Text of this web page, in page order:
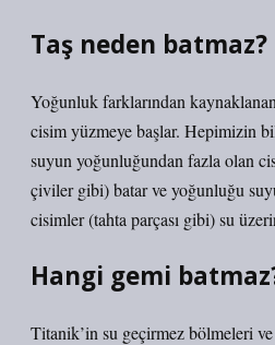
Taş neden batmaz?
Yoğunluk farklarından
cisim yüzmeye başlar. Hepimizin
suyun yoğunluğundan fazla olan
çiviler gibi) batar ve yoğunluğu
cisimler (tahta parçası gibi) su
Hangi gemi
Titanik’in su geçirmez bölmeleri